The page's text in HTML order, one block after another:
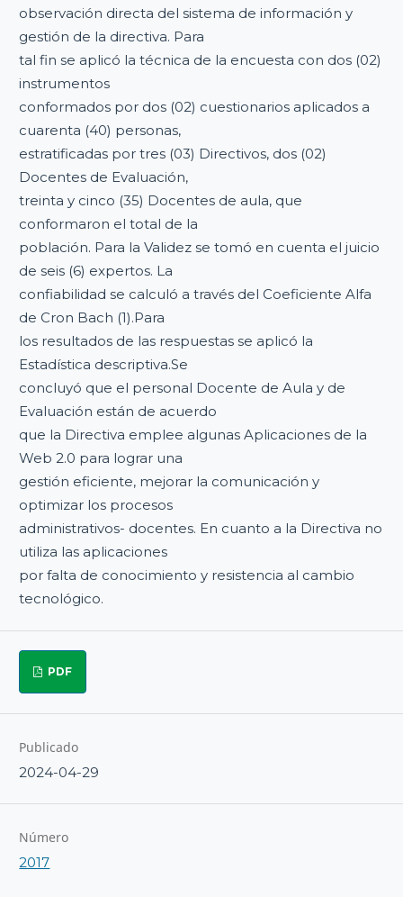
observación directa del sistema de información y
gestión de la directiva. Para
tal fin se aplicó la técnica de la encuesta con dos (02)
instrumentos
conformados por dos (02) cuestionarios aplicados a
cuarenta (40) personas,
estratificadas por tres (03) Directivos, dos (02)
Docentes de Evaluación,
treinta y cinco (35) Docentes de aula, que
conformaron el total de la
población. Para la Validez se tomó en cuenta el juicio
de seis (6) expertos. La
confiabilidad se calculó a través del Coeficiente Alfa
de Cron Bach (1).Para
los resultados de las respuestas se aplicó la
Estadística descriptiva.Se
concluyó que el personal Docente de Aula y de
Evaluación están de acuerdo
que la Directiva emplee algunas Aplicaciones de la
Web 2.0 para lograr una
gestión eficiente, mejorar la comunicación y
optimizar los procesos
administrativos- docentes. En cuanto a la Directiva no
utiliza las aplicaciones
por falta de conocimiento y resistencia al cambio
tecnológico.
PDF
Publicado
2024-04-29
Número
2017